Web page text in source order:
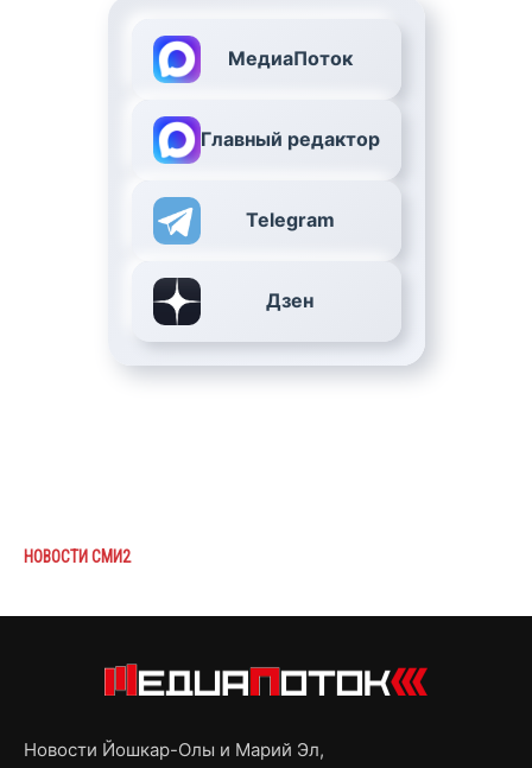
МедиаПоток
Главный редактор
Telegram
Дзен
НОВОСТИ СМИ2
Новости Йошкар-Олы и Марий Эл,